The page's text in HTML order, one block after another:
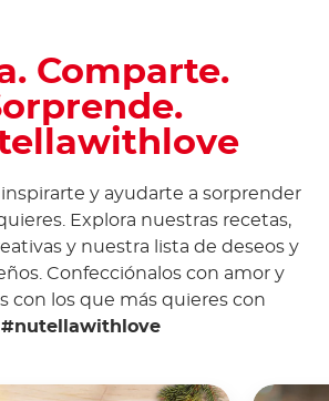
Comparte.
y ayudarte a sorprender
Explora nuestras recetas,
y nuestra lista de deseos y
Confecciónalos con amor y
con los que más quieres con
#nutellawithlove